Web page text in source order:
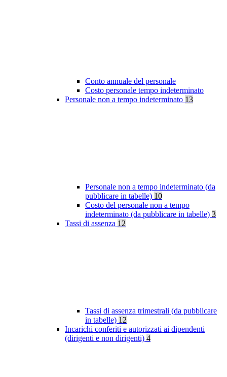
Conto annuale del personale
Costo personale tempo indeterminato
Personale non a tempo indeterminato 13
Personale non a tempo indeterminato (da
pubblicare in tabelle) 10
Costo del personale non a tempo
indeterminato (da pubblicare in tabelle) 3
Tassi di assenza 12
Tassi di assenza trimestrali (da pubblicare
in tabelle) 12
Incarichi conferiti e autorizzati ai dipendenti
(dirigenti e non dirigenti) 4